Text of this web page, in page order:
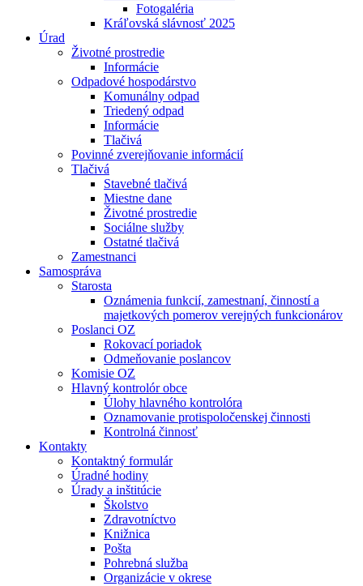
Fotogaléria
Kráľovská slávnosť 2025
Úrad
Životné prostredie
Informácie
Odpadové hospodárstvo
Komunálny odpad
Triedený odpad
Informácie
Tlačivá
Povinné zverejňovanie informácií
Tlačivá
Stavebné tlačivá
Miestne dane
Životné prostredie
Sociálne služby
Ostatné tlačivá
Zamestnanci
Samospráva
Starosta
Oznámenia funkcií, zamestnaní, činností a
majetkových pomerov verejných funkcionárov
Poslanci OZ
Rokovací poriadok
Odmeňovanie poslancov
Komisie OZ
Hlavný kontrolór obce
Úlohy hlavného kontrolóra
Oznamovanie protispoločenskej činnosti
Kontrolná činnosť
Kontakty
Kontaktný formulár
Úradné hodiny
Úrady a inštitúcie
Školstvo
Zdravotníctvo
Knižnica
Pošta
Pohrebná služba
Organizácie v okrese